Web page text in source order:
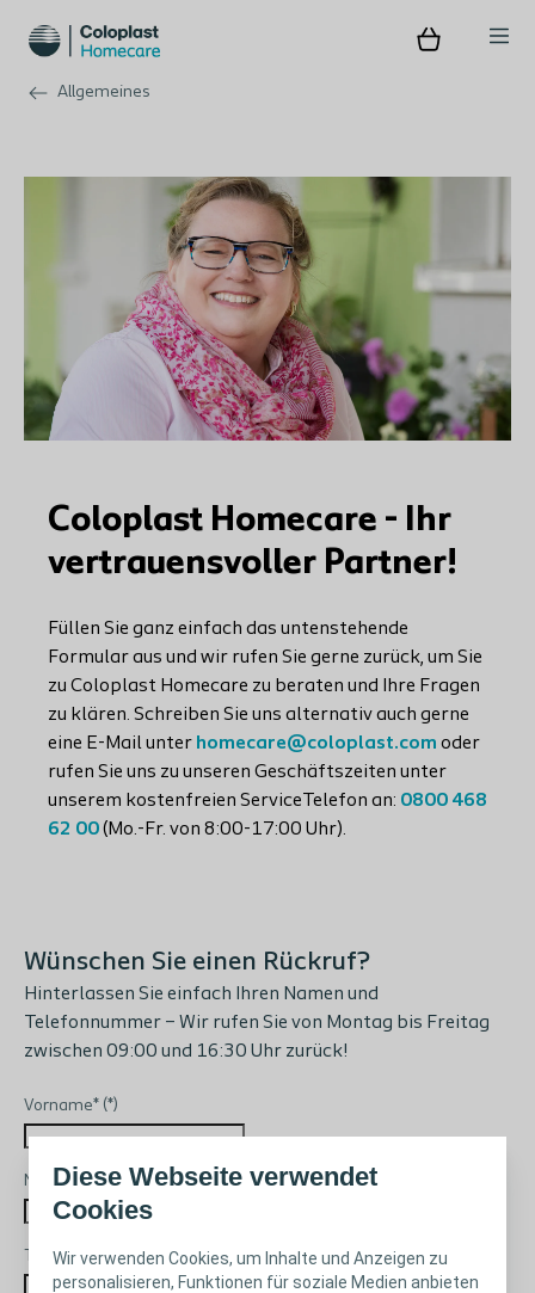
Diese Webseite verwendet
Cookies
Wir verwenden Cookies, um Inhalte und Anzeigen zu
personalisieren, Funktionen für soziale Medien anbieten
Allgemeines
Coloplast Homecare - Ihr
vertrauensvoller Partner!
Füllen Sie ganz einfach das untenstehende
Formular aus und wir rufen Sie gerne zurück, um Sie
zu Coloplast Homecare zu beraten und Ihre Fragen
zu klären. Schreiben Sie uns alternativ auch gerne
eine E-Mail unter homecare@coloplast.com oder
rufen Sie uns zu unseren Geschäftszeiten unter
unserem kostenfreien ServiceTelefon an: 0800 468
62 00(Mo.-Fr. von 8:00-17:00 Uhr).
Wünschen Sie einen Rückruf?
Hinterlassen Sie einfach Ihren Namen und
Telefonnummer – Wir rufen Sie von Montag bis Freitag
zwischen 09:00 und 16:30 Uhr zurück!
Vorname*
Nachname*
Telefonnummer*